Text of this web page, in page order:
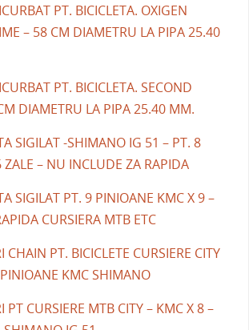
PT. BICICLETA. OXIGEN
– 58 CM DIAMETRU LA PIPA 25.40
PT. BICICLETA. SECOND
DIAMETRU LA PIPA 25.40 MM.
SIGILAT -SHIMANO IG 51 – PT. 8
– NU INCLUDE ZA RAPIDA
SIGILAT PT. 9 PINIOANE KMC X 9 –
CURSIERA MTB ETC
PT. BICICLETE CURSIERE CITY
KMC SHIMANO
PT CURSIERE MTB CITY – KMC X 8 –